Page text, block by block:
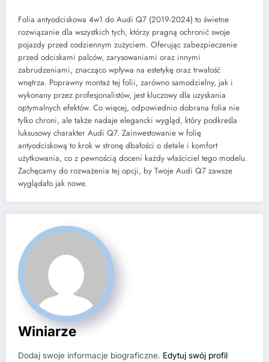
Folia antyodciskowa 4w1 do Audi Q7 (2019-2024) to świetne
rozwiązanie dla wszystkich tych, którzy pragną ochronić swoje
pojazdy przed codziennym zużyciem. Oferując zabezpieczenie
przed odciskami palców, zarysowaniami oraz innymi
zabrudzeniami, znacząco wpływa na estetykę oraz trwałość
wnętrza. Poprawny montaż tej folii, zarówno samodzielny, jak i
wykonany przez profesjonalistów, jest kluczowy dla uzyskania
optymalnych efektów. Co więcej, odpowiednio dobrana folia nie
tylko chroni, ale także nadaje elegancki wygląd, który podkreśla
luksusowy charakter Audi Q7. Zainwestowanie w folię
antyodciskową to krok w stronę dbałości o detale i komfort
użytkowania, co z pewnością doceni każdy właściciel tego modelu.
Zachęcamy do rozważenia tej opcji, by Twoje Audi Q7 zawsze
wyglądało jak nowe.
Winiarze
Dodaj swoje informacje biograficzne. Edytuj swój profil